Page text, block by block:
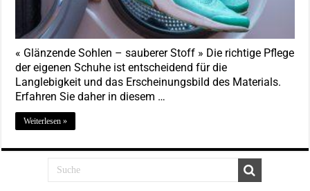
« Glänzende Sohlen – sauberer Stoff » Die richtige Pflege
der eigenen Schuhe ist entscheidend für die
Langlebigkeit und das Erscheinungsbild des Materials.
Erfahren Sie daher in diesem …
Weiterlesen »